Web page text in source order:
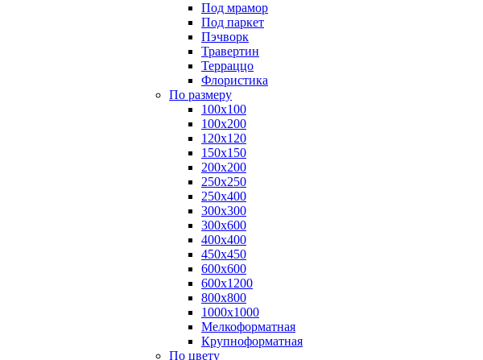
Под мрамор
Под паркет
Пэчворк
Травертин
Терраццо
Флористика
По размеру
100х100
100х200
120х120
150х150
200х200
250х250
250х400
300х300
300х600
400х400
450х450
600х600
600х1200
800х800
1000х1000
Мелкоформатная
Крупноформатная
По цвету